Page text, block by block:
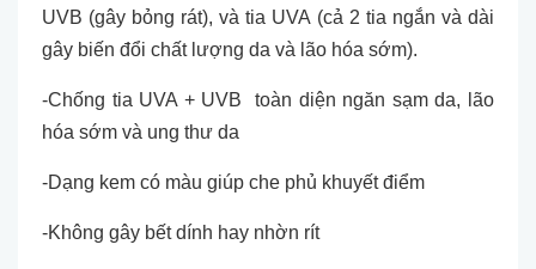
UVB (gây bỏng rát), và tia UVA (cả 2 tia ngắn và dài
gây biến đổi chất lượng da và lão hóa sớm).
-Chống tia UVA + UVB toàn diện ngăn sạm da, lão
hóa sớm và ung thư da
-Dạng kem có màu giúp che phủ khuyết điểm
-Không gây bết dính hay nhờn rít